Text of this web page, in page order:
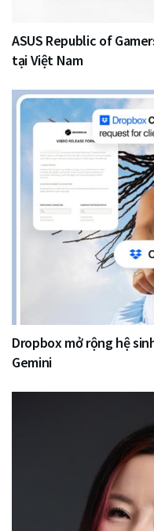
ASUS Republic of
tại Việt Nam
Dropbox mở rộng hệ
Gemini